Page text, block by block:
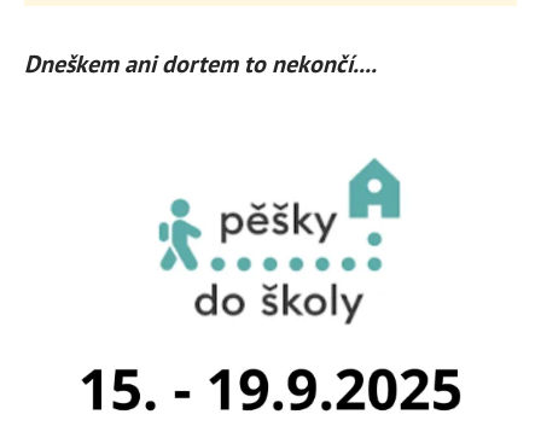
Dneškem ani dortem to nekončí....